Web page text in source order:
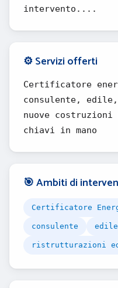
intervento....
⚙️ Servizi offerti
Certificatore
consulente,
nuove
chiavi in mano
🎯 Ambiti di
Certificatore
consulente edile
ristrutturazioni